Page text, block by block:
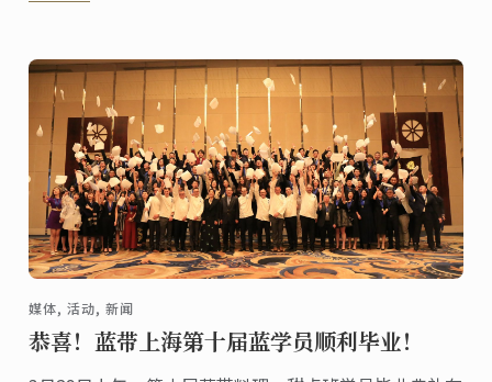
媒体, 活动, 新闻
恭喜！蓝带上海第十届蓝学员顺利毕业！